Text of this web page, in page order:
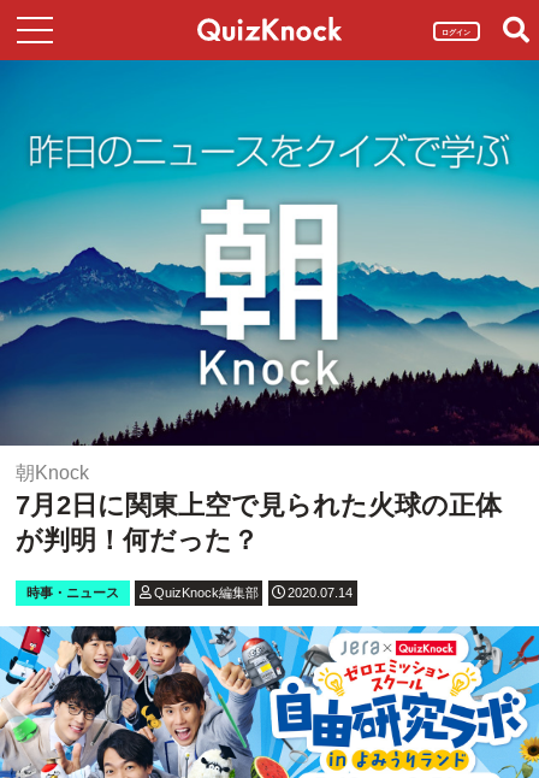
ログイン
朝Knock
7月2日に関東上空で見られた火球の正体
が判明！何だった？
時事・ニュース QuizKnock編集部 2020.07.14